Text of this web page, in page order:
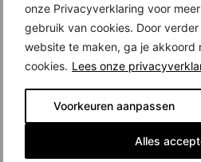
onze Privacyverklaring voor
gebruik van cookies. Door
website te maken, ga je akkoord
cookies. Lees onze
Voorkeuren aanpassen
Alles